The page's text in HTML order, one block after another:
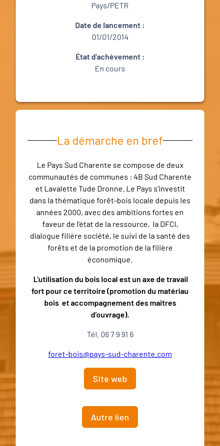
Pays/PETR
Date de lancement :
01/01/2014
État d'achèvement :
En cours
La démarche en bref
Le Pays Sud Charente se compose de deux
communautés de communes : 4B Sud Charente
et Lavalette Tude Dronne. Le Pays s'investit
dans la thématique forêt-bois locale depuis les
années 2000, avec des ambitions fortes en
faveur de l'état de la ressource, la DFCI,
dialogue filière société, le suivi de la santé des
forêts et de la promotion de la filière
économique.
L'utilisation du bois local est un axe de travail
fort pour ce territoire (promotion du matériau
bois et accompagnement des maîtres
d’ouvrage).
Tél. 06 7 9 91 6
foret-bois@pays-sud-charente.com
Site web
Autre lien